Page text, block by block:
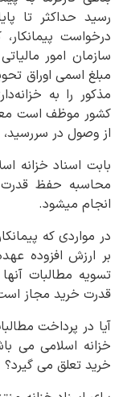
درخواست
سازمان امور
مبلغ اسمی اوراق
مذکور را به
کشور موظف است
از وصول در
بابت اسناد خزانه
محاسبه حفظ قدرت
انجام می‎شود.
در مواردی که
بر ارزش افزوده
تسویه مطالبات
قدرت خرید مجاز
آیا در پرداخت
خزانه اسلامی می
خرید تعلق می گیرد؟